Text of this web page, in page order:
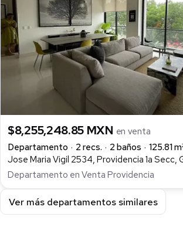
$8,255,248.85 MXN en venta
Departamento
2 recs. 2 baños
125.81
Jose Maria Vigil 2534, Providencia 1a Secc,
Departamento en Venta Providencia
Ver más departamentos similares